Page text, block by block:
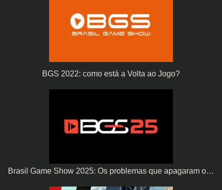
BGS 2022: como está a Volta ao Jogo?
Brasil Game Show 2025: Os problemas que apagaram o…